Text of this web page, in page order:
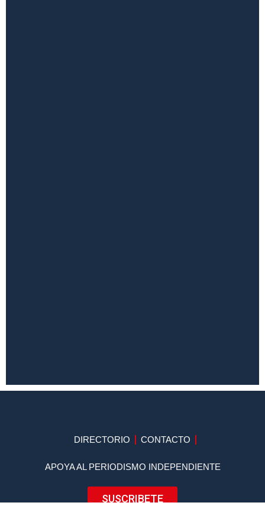
DIRECTORIO CONTACTO
APOYA AL PERIODISMO INDEPENDIENTE
SUSCRIBETE